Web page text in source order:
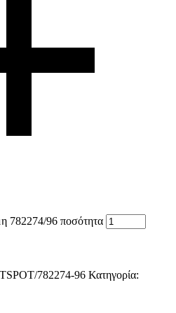
782274/96 ποσότητα
782274-96 Κατηγορία: